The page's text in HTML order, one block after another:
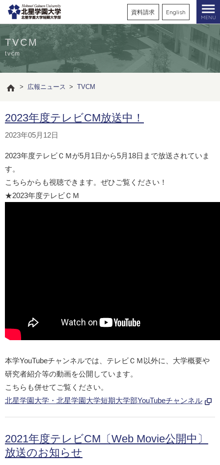
資料請求 English
MENU
TVCM
tvcm
> 広報ニュース > TVCM
2023年度テレビCM放送中！
2023年05月12日
2023年度テレビＣＭが5月1日から5月18日まで放送されていま
す。
こちらからも視聴できます。ぜひご覧ください！
★2023年度テレビＣＭ
本学YouTubeチャンネルでは、テレビＣＭ以外に、大学概要や
研究者紹介等の動画を公開しています。
こちらも併せてご覧ください。
北星学園大学・北星学園大学短期大学部YouTubeチャンネル
2021年度テレビCM〔Web Movie公開中〕
放送のお知らせ